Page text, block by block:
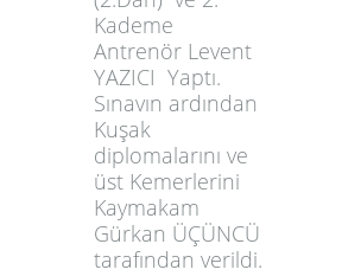
Kademe
Antrenör Levent
YAZICI Yaptı.
Sınavın ardından
Kuşak
diplomalarını ve
üst Kemerlerini
Kaymakam
Gürkan ÜÇÜNCÜ
tarafından verildi.